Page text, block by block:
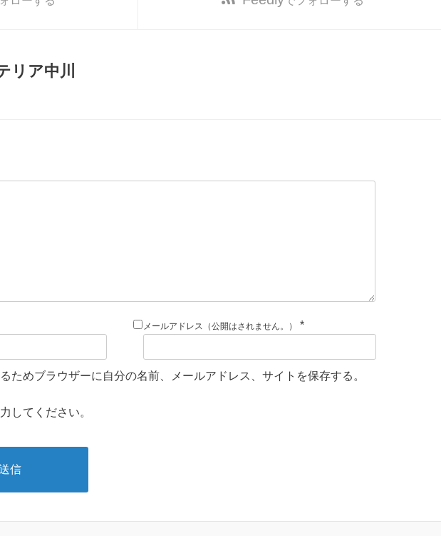
リア中川
メールアドレス（公開はされません。） *
ためブラウザーに自分の名前、メールアドレス、サイトを保存する。
してください。